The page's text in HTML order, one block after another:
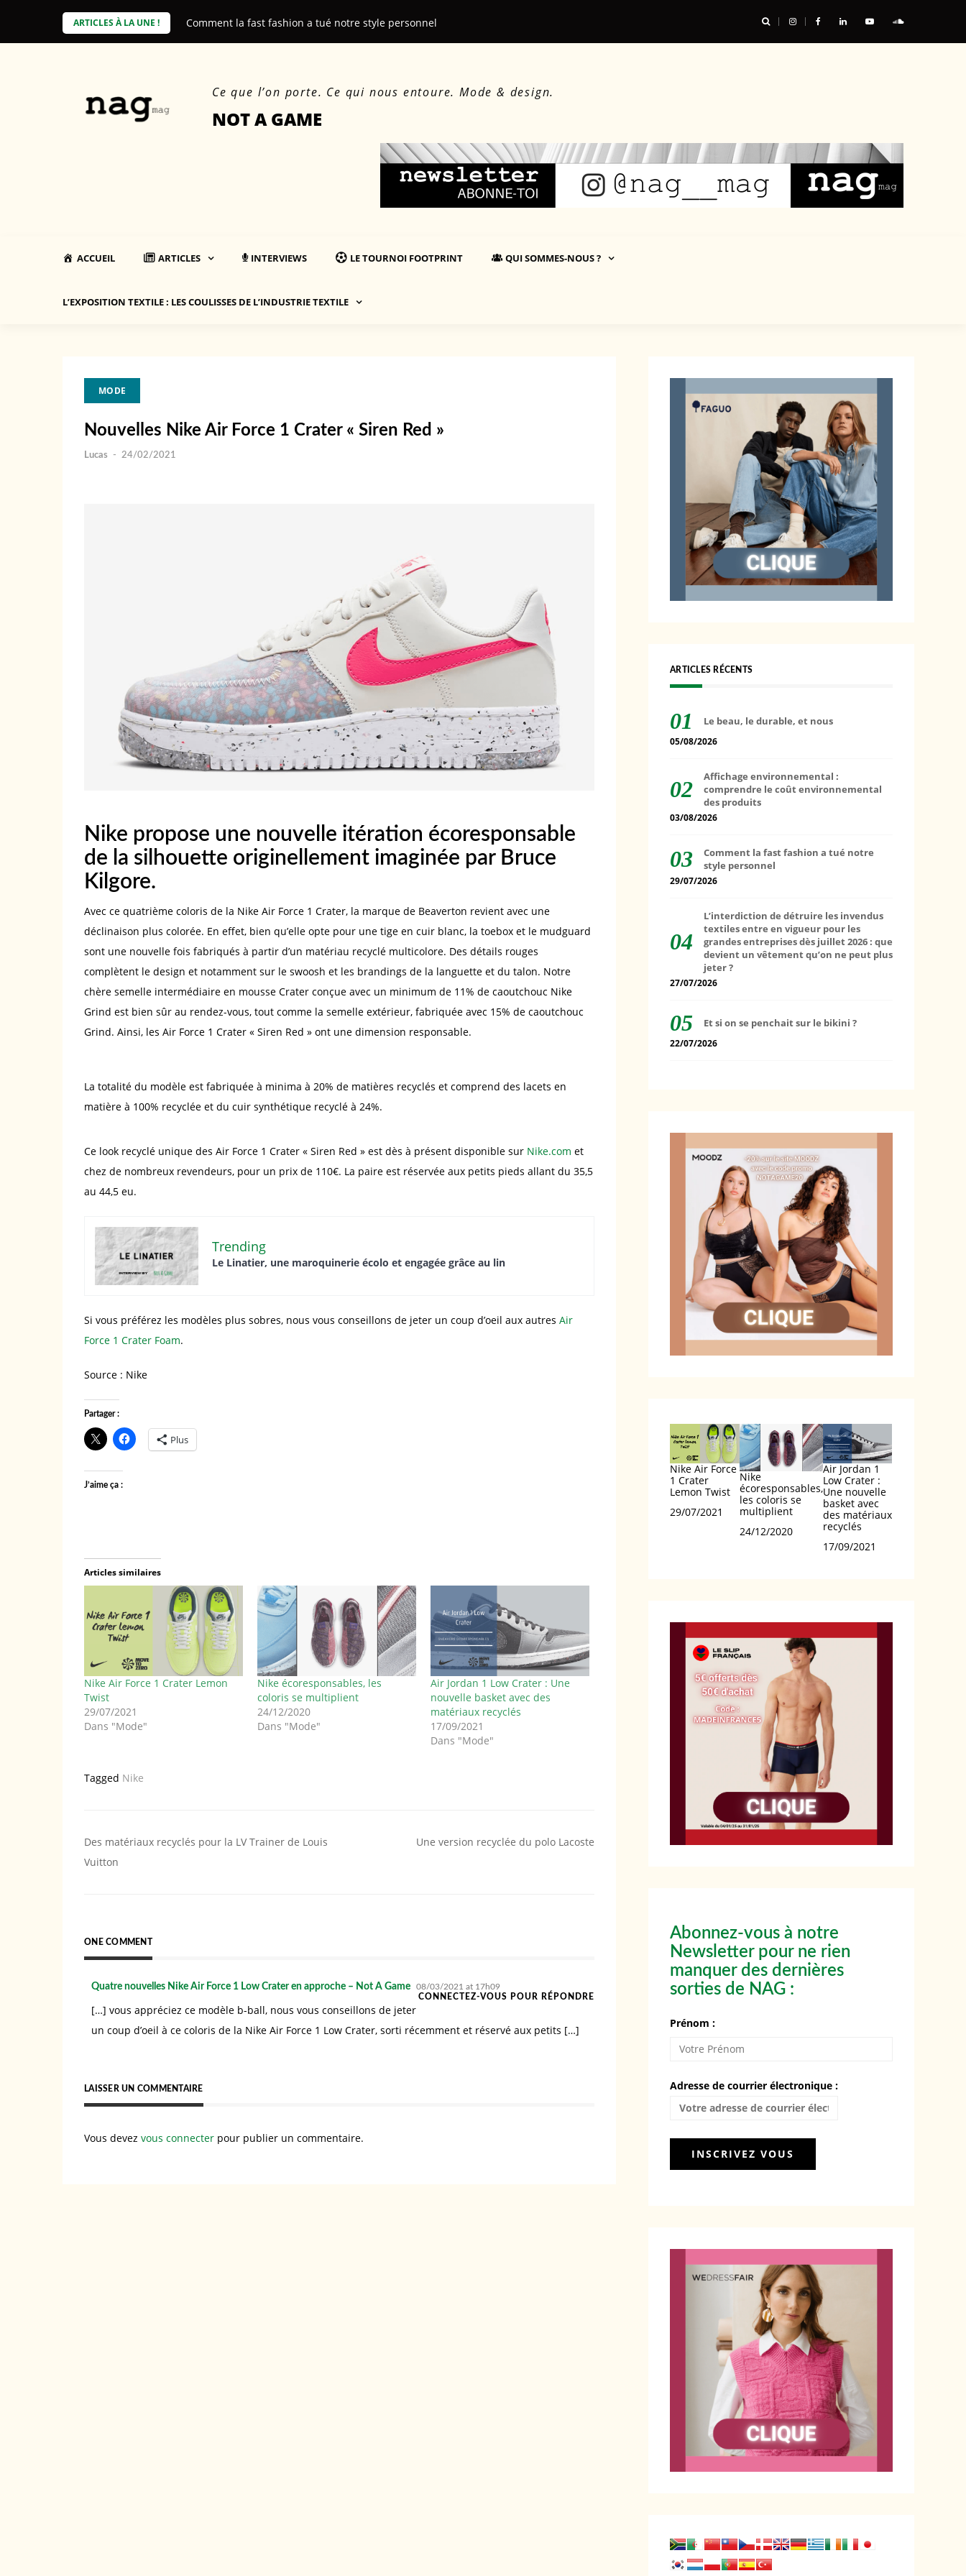
ARTICLES À LA UNE !
environnemental des produits Comment la fast fashion a tué notre style personnel
Ce que l’on porte. Ce qui nous entoure. Mode & design.
NOT A GAME
ACCUEIL ARTICLES INTERVIEWS LE TOURNOI FOOTPRINT QUI SOMMES-NOUS ?
L’EXPOSITION TEXTILE : LES COULISSES DE L’INDUSTRIE TEXTILE
MODE
Nouvelles Nike Air Force 1 Crater « Siren Red »
Lucas - 24/02/2021
Nike propose une nouvelle itération écoresponsable
de la silhouette originellement imaginée par Bruce
Kilgore.
Avec ce quatrième coloris de la Nike Air Force 1 Crater, la marque de Beaverton revient avec une
déclinaison plus colorée. En effet, bien qu’elle opte pour une tige en cuir blanc, la toebox et le mudguard
sont une nouvelle fois fabriqués à partir d’un matériau recyclé multicolore. Des détails rouges
complètent le design et notamment sur le swoosh et les brandings de la languette et du talon. Notre
chère semelle intermédiaire en mousse Crater conçue avec un minimum de 11% de caoutchouc Nike
Grind est bien sûr au rendez-vous, tout comme la semelle extérieur, fabriquée avec 15% de caoutchouc
Grind. Ainsi, les Air Force 1 Crater « Siren Red » ont une dimension responsable.
La totalité du modèle est fabriquée à minima à 20% de matières recyclés et comprend des lacets en
matière à 100% recyclée et du cuir synthétique recyclé à 24%.
Ce look recyclé unique des Air Force 1 Crater « Siren Red » est dès à présent disponible sur Nike.com et
chez de nombreux revendeurs, pour un prix de 110€. La paire est réservée aux petits pieds allant du 35,5
au 44,5 eu.
Trending
Le Linatier, une maroquinerie écolo et engagée grâce au lin
Si vous préférez les modèles plus sobres, nous vous conseillons de jeter un coup d’oeil aux autres Air
Force 1 Crater Foam.
Source : Nike
Partager :
Plus
J’aime ça :
Articles similaires
Nike Air Force 1 Crater Lemon
Twist
29/07/2021
Dans "Mode"
Nike écoresponsables, les
coloris se multiplient
24/12/2020
Dans "Mode"
Air Jordan 1 Low Crater : Une
nouvelle basket avec des
matériaux recyclés
17/09/2021
Dans "Mode"
Tagged Nike
Navigation
de
Des matériaux recyclés pour la LV Trainer de Louis
Vuitton
Une version recyclée du polo Lacoste
ONE COMMENT
Quatre nouvelles Nike Air Force 1 Low Crater en approche – Not A Game
08/03/2021 at 17h09
CONNECTEZ-VOUS POUR RÉPONDRE
[…] vous appréciez ce modèle b-ball, nous vous conseillons de jeter
un coup d’oeil à ce coloris de la Nike Air Force 1 Low Crater, sorti récemment et réservé aux petits […]
LAISSER UN COMMENTAIRE
Vous devez vous connecter pour publier un commentaire.
ARTICLES RÉCENTS
Le beau, le durable, et nous
05/08/2026
Affichage environnemental :
comprendre le coût environnemental
des produits
03/08/2026
Comment la fast fashion a tué notre
style personnel
29/07/2026
L’interdiction de détruire les invendus
textiles entre en vigueur pour les
grandes entreprises dès juillet 2026 : que
devient un vêtement qu’on ne peut plus
jeter ?
27/07/2026
Et si on se penchait sur le bikini ?
22/07/2026
Nike Air Force
1 Crater
Lemon Twist
Date
29/07/2021
Nike
écoresponsables,
les coloris se
multiplient
Date
24/12/2020
Air Jordan 1
Low Crater :
Une nouvelle
basket avec
des matériaux
recyclés
Date
17/09/2021
Abonnez-vous à notre
Newsletter pour ne rien
manquer des dernières
sorties de NAG :
Prénom :
Adresse de courrier électronique :